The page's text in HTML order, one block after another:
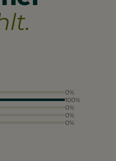
0%
100%
0%
0%
0%